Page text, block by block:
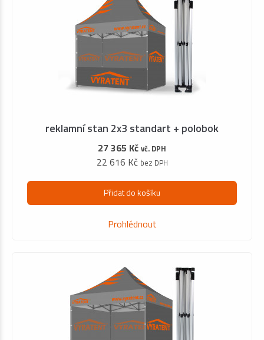
reklamní stan 2x3 standart + polobok
27 365 Kč vč. DPH
22 616 Kč bez DPH
Přidat do košíku
Prohlédnout